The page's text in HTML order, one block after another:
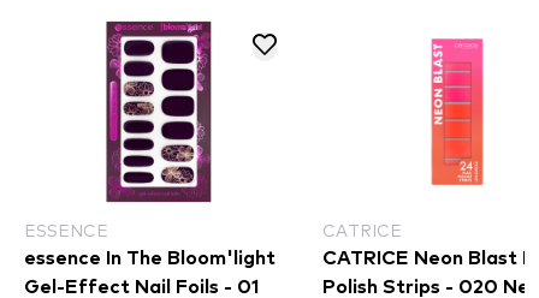
ESSENCE
essence In The Bloom'light
Gel-Effect Nail Foils - 01
CATRICE
CATRICE Neon Blast
Polish Strips - 020